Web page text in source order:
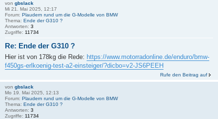
von gbslack
Mi 21. Mai 2025, 12:17
Forum: Plaudern rund um die G-Modelle von BMW
Thema: Ende der G310 ?
Antworten: 3
Zugriffe: 11734
Re: Ende der G310 ?
Hier ist von 178kg die Rede: https://www.motorradonline.de/enduro/bmw-
f450gs-erlkoenig-test-a2-einsteiger/?dicbo=v2-JS6PEEH
Rufe den Beitrag auf
von gbslack
Mo 19. Mai 2025, 12:13
Forum: Plaudern rund um die G-Modelle von BMW
Thema: Ende der G310 ?
Antworten: 3
Zugriffe: 11734